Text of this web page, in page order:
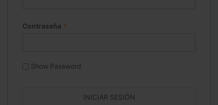
Contraseña
Show Password
INICIAR SESIÓN